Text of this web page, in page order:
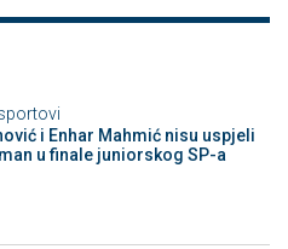
i Enhar Mahmić nisu uspjeli
u finale juniorskog SP-a